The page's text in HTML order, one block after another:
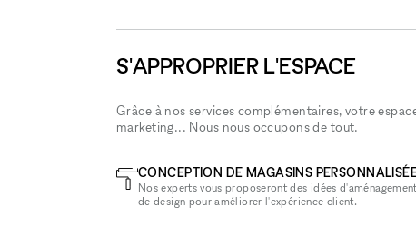
S'APPROPRIER L'ESPACE
Grâce à nos services complémentaires, votre
marketing... Nous nous occupons de tout.
CONCEPTION DE MAGASINS
Nos experts vous proposeront des idées
de design pour améliorer l'expérience client.